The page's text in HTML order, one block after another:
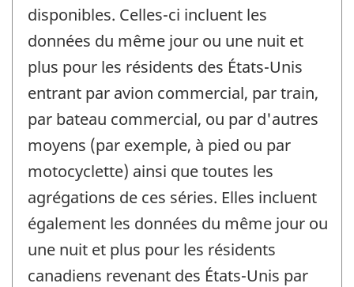
disponibles. Celles-ci incluent les
données du même jour ou une nuit et
plus pour les résidents des États-Unis
entrant par avion commercial, par train,
par bateau commercial, ou par d'autres
moyens (par exemple, à pied ou par
motocyclette) ainsi que toutes les
agrégations de ces séries. Elles incluent
également les données du même jour ou
une nuit et plus pour les résidents
canadiens revenant des États-Unis par